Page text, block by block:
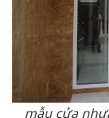
mẫu cửa